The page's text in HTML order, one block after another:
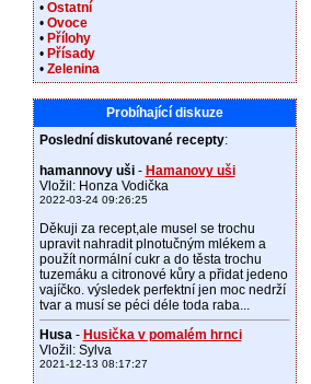
• Ostatní
• Ovoce
• Přílohy
• Přísady
• Zelenina
Probíhající diskuze
Poslední diskutované recepty:
hamannovy uši- Hamanovy uši
Vložil: Honza Vodička
2022-03-24 09:26:25
Děkuji za recept,ale musel se trochu
upravit nahradit plnotučným mlékem a
použít normální cukr a do těsta trochu
tuzemáku a citronové kůry a přidat jedeno
vajíčko. výsledek perfektní jen moc nedrží
tvar a musí se péci déle toda raba...
Husa- Husička v pomalém hrnci
Vložil: Sylva
2021-12-13 08:17:27